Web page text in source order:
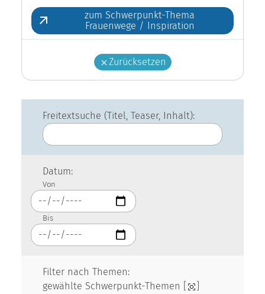
zum Schwerpunkt-Thema
Frauenwege / Inspiration
Zurücksetzen
Freitextsuche (Titel, Teaser, Inhalt):
Datum:
Von
Bis
Filter nach Themen:
gewählte Schwerpunkt-Themen [